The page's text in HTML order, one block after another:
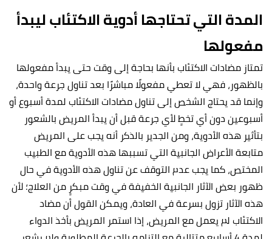
المدة التي تحتاجها أدوية الاكتئاب ليبدأ
مفعولها
تمتاز مضادات الاكتئاب بأنها بحاجة إلى وقت حتى يبدأ مفعولها
بالظهور، فهي لا تعطي مفعولًا مباشرًا بعد تناول جرعة واحدة،
وإنما قد يحتاج الشخص إلى تناول مضادات الاكتئاب لمدة أسبوع أو
أسبوعين دون أي تخطٍ لأي جرعة قبل أن يبدأ المريض بالشعور
بتأثير هذه الأدوية، ومن الجدير بالذكر أنه يجب على المريض
متابعة الأعراض الجانبية التي تسببها هذه الأدوية مع الطبيب
المختص، كما يجب عدم التوقف عن تناول هذه الأدوية في حال
ظهور بعض الآثار الجانبية الخفيفة في وقت مبكرٍ من العلاج؛ لأن
هذه الآثار تزول بسرعة في العادة، ويمكن القول أن مضاد
الاكتئاب لم يعمل مع المريض، إذا استمر المريض بأخذ الدواء